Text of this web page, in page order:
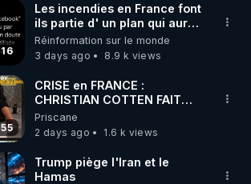
Les incendies en France font
ils partie d' un plan qui aurait
débuté le 11 septembre 2001
?
Réinformation sur le monde
3 days ago
8.9 k views
CRISE en FRANCE :
CHRISTIAN COTTEN FAIT
une étrange découverte
Priscane
2 days ago
1.6 k views
Trump piège l'Iran et le
Hamas